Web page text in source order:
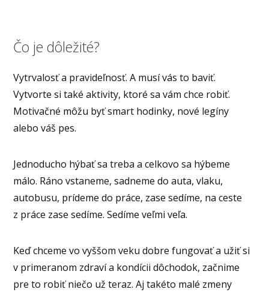
Čo je dôležité?
Vytrvalosť a pravideľnosť. A musí vás to baviť.
Vytvorte si také aktivity, ktoré sa vám chce robiť.
Motivačné môžu byť smart hodinky, nové legíny
alebo váš pes.
Jednoducho hýbať sa treba a celkovo sa hýbeme
málo. Ráno vstaneme, sadneme do auta, vlaku,
autobusu, prídeme do práce, zase sedíme, na ceste
z práce zase sedíme. Sedíme veľmi veľa.
Keď chceme vo vyššom veku dobre fungovať a užiť si
v primeranom zdraví a kondícii dôchodok, začnime
pre to robiť niečo už teraz. Aj takéto malé zmeny